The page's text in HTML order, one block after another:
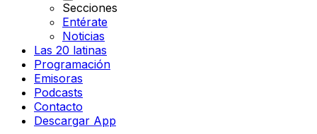
Secciones
Entérate
Noticias
Las 20 latinas
Programación
Emisoras
Podcasts
Contacto
Descargar App